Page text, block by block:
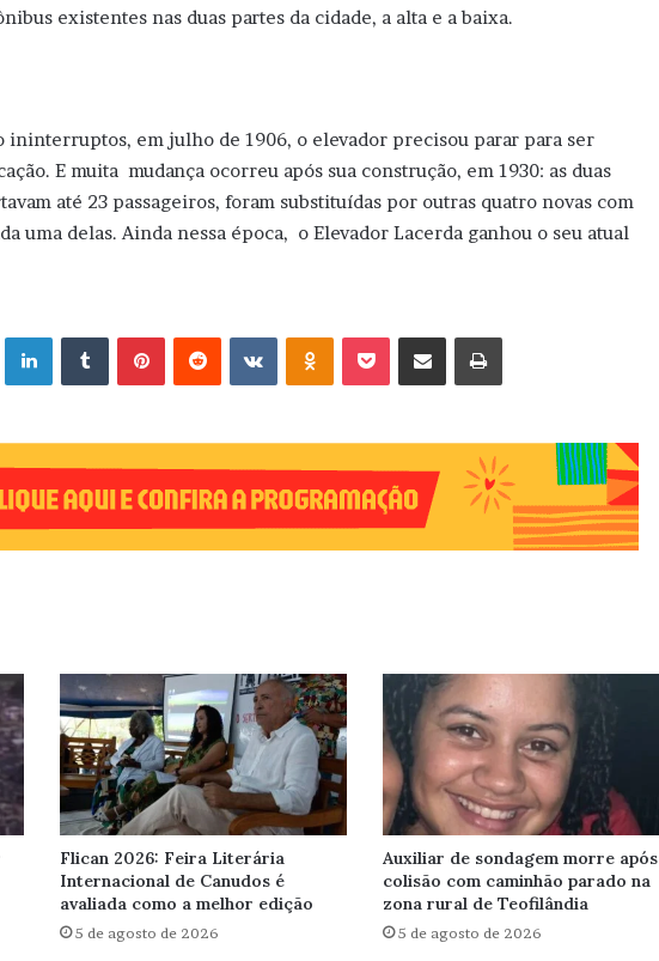
existentes nas duas partes da cidade, a alta e a baixa.
ininterruptos, em julho de 1906, o elevador precisou parar para ser
E muita mudança ocorreu após sua construção, em 1930: as duas
até 23 passageiros, foram substituídas por outras quatro novas com
uma delas. Ainda nessa época, o Elevador Lacerda ganhou o seu atual
X Linkedin VK OK
Flican 2026: Feira Literária
Internacional de Canudos é
avaliada como a melhor edição
5 de agosto de 2026
Auxiliar de sondagem morre após
colisão com caminhão parado na
zona rural de Teofilândia
5 de agosto de 2026